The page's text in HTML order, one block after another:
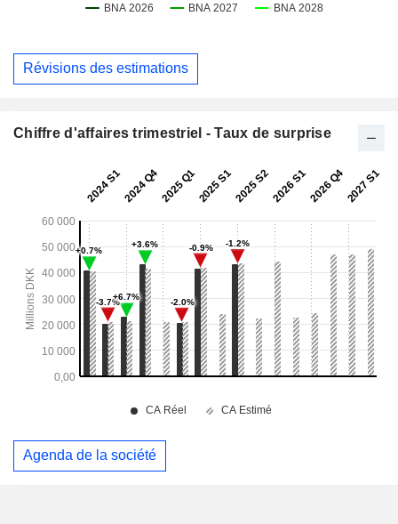
Révisions des estimations
Chiffre d'affaires trimestriel - Taux de surprise
Agenda de la société